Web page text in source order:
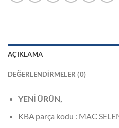
AÇIKLAMA
DEĞERLENDIRMELER (0)
YENİ ÜRÜN,
KBA parça kodu : MAC